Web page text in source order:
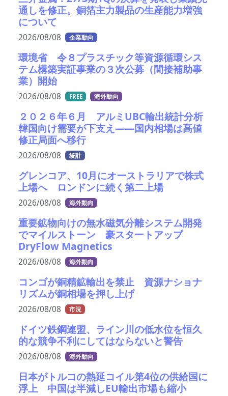
通しを修正。銅箔主力製品の生産能力増強
について
2026/08/08 企業動向
環境省 令８プラスチック等資源循環シス
テム構築実証事業の３次公募（間接補助事
業）開始
2026/08/08 FREE 海外動向
２０２６年６月 アルミUBC輸出統計分析
韓国向け需要が下支え――国内相場は高値
修正局面へ移行
2026/08/08 統計
グレンコア、10月にオーストラリアで株式
上場へ ロンドンに続く第二上場
2026/08/08 海外動向
重要鉱物向けの無水磁気分離システム開発
でマイルストーン 豪スタートアップ
DryFlow Magnetics
2026/08/08 海外動向
コンゴが銅精鉱輸出を禁止 資源ナショナ
リズムが銅相場を押し上げ
2026/08/08 市況
ドイツ鉄鋼連盟、ライン川の低水位を恒久
的な競争不利にしてはならないと警告
2026/08/08 海外動向
日本がトルコの熱延コイル第4位の供給国に
浮上 中国は半減しEU輸出市場も縮小